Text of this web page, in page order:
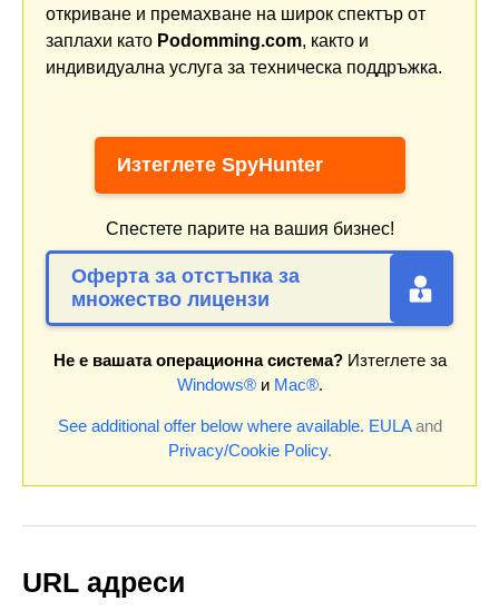
откриване и премахване на широк спектър от
заплахи като Podomming.com, както и
индивидуална услуга за техническа поддръжка.
Изтеглете SpyHunter
Спестете парите на вашия бизнес!
Оферта за отстъпка за
множество лицензи
Не е вашата операционна система?Изтеглете за
Windows®и Mac®.
See additional offer below where available. EULAand
Privacy/Cookie Policy.
URL адреси